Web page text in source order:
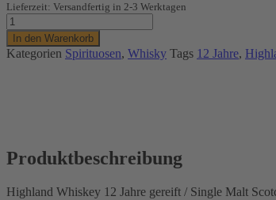
Lieferzeit: Versandfertig in 2-3 Werktagen
Highland
Whisky
12
jahre
In den Warenkorb
Kategorien Spirituosen, Whisky Tags 12 Jahre,
Produktbeschreibung
Highland Whiskey 12 Jahre gereift / Single Malt